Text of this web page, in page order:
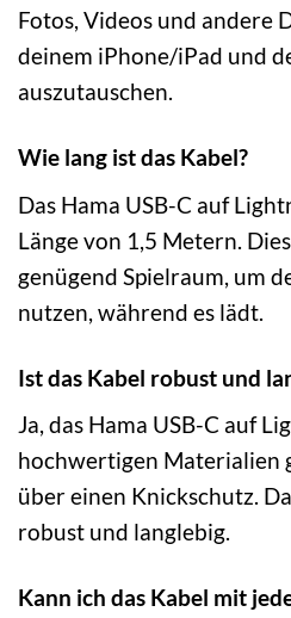
Fotos, Videos und andere
deinem iPhone/iPad und
auszutauschen.
Wie lang ist das Kabel?
Das Hama USB-C auf
Länge von 1,5 Metern.
genügend Spielraum, um
nutzen, während es lädt.
Ist das Kabel robust und
Ja, das Hama USB-C auf
hochwertigen Materialien
über einen Knickschutz.
robust und langlebig.
Kann ich das Kabel mit